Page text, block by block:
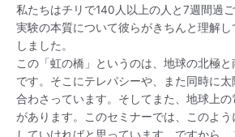
私たちはチリで140人以上の人と7週間過
実験の本質について彼らがきちんと理解
しました。
この「虹の橋」というのは、地球の北極
です。そこにテレパシーや、また同時に
合わさっています。そしてまた、地球上
があります。このセミナーでは、このよ